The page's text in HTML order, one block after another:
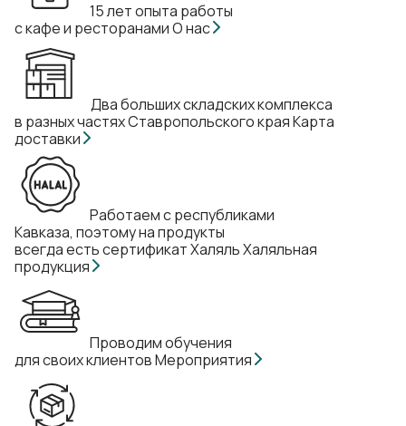
15 лет опыта работы
с кафе и ресторанамиО нас
Два больших складских комплекса
в разных частях Ставропольского краяКарта
доставки
Работаем с республиками
Кавказа, поэтому на продукты
всегда есть сертификат ХаляльХаляльная
продукция
Проводим обучения
для своих клиентовМероприятия